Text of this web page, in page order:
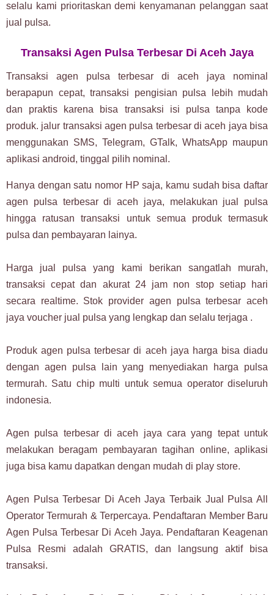
selalu kami prioritaskan demi kenyamanan pelanggan saat
jual pulsa.
Transaksi Agen Pulsa Terbesar Di Aceh Jaya
Transaksi agen pulsa terbesar di aceh jaya nominal
berapapun cepat, transaksi pengisian pulsa lebih mudah
dan praktis karena bisa transaksi isi pulsa tanpa kode
produk. jalur transaksi agen pulsa terbesar di aceh jaya bisa
menggunakan SMS, Telegram, GTalk, WhatsApp maupun
aplikasi android, tinggal pilih nominal.
Hanya dengan satu nomor HP saja, kamu sudah bisa daftar
agen pulsa terbesar di aceh jaya, melakukan jual pulsa
hingga ratusan transaksi untuk semua produk termasuk
pulsa dan pembayaran lainya.
Harga jual pulsa yang kami berikan sangatlah murah,
transaksi cepat dan akurat 24 jam non stop setiap hari
secara realtime. Stok provider agen pulsa terbesar aceh
jaya voucher jual pulsa yang lengkap dan selalu terjaga .
Produk agen pulsa terbesar di aceh jaya harga bisa diadu
dengan agen pulsa lain yang menyediakan harga pulsa
termurah. Satu chip multi untuk semua operator diseluruh
indonesia.
Agen pulsa terbesar di aceh jaya cara yang tepat untuk
melakukan beragam pembayaran tagihan online, aplikasi
juga bisa kamu dapatkan dengan mudah di play store.
Agen Pulsa Terbesar Di Aceh Jaya Terbaik Jual Pulsa All
Operator Termurah & Terpercaya. Pendaftaran Member Baru
Agen Pulsa Terbesar Di Aceh Jaya. Pendaftaran Keagenan
Pulsa Resmi adalah GRATIS, dan langsung aktif bisa
transaksi.